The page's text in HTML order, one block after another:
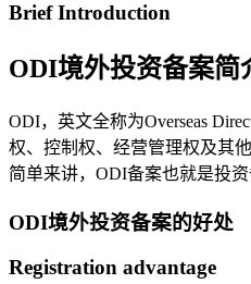
Brief Introduction
ODI境外投资备案简
ODI，英文全称为Overseas
权、控制权、经营管理权及其
简单来讲，ODI备案也就是投
ODI境外投资备案的好处
Registration advantage